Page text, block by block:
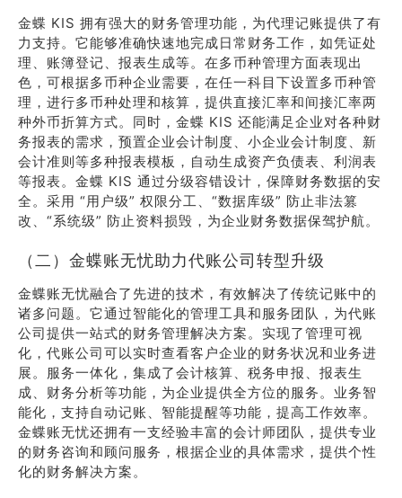
金蝶 KIS 拥有强大的财务管理功能，为代理记账提供了有
力支持。它能够准确快速地完成日常财务工作，如凭证处
理、账簿登记、报表生成等。在多币种管理方面表现出
色，可根据多币种企业需要，在任一科目下设置多币种管
理，进行多币种处理和核算，提供直接汇率和间接汇率两
种外币折算方式。同时，金蝶 KIS 还能满足企业对各种财
务报表的需求，预置企业会计制度、小企业会计制度、新
会计准则等多种报表模板，自动生成资产负债表、利润表
等报表。金蝶 KIS 通过分级容错设计，保障财务数据的安
全。采用 “用户级” 权限分工、“数据库级” 防止非法篡
改、“系统级” 防止资料损毁，为企业财务数据保驾护航。
（二）金蝶账无忧助力代账公司转型升级
金蝶账无忧融合了先进的技术，有效解决了传统记账中的
诸多问题。它通过智能化的管理工具和服务团队，为代账
公司提供一站式的财务管理解决方案。实现了管理可视
化，代账公司可以实时查看客户企业的财务状况和业务进
展。服务一体化，集成了会计核算、税务申报、报表生
成、财务分析等功能，为企业提供全方位的服务。业务智
能化，支持自动记账、智能提醒等功能，提高工作效率。
金蝶账无忧还拥有一支经验丰富的会计师团队，提供专业
的财务咨询和顾问服务，根据企业的具体需求，提供个性
化的财务解决方案。